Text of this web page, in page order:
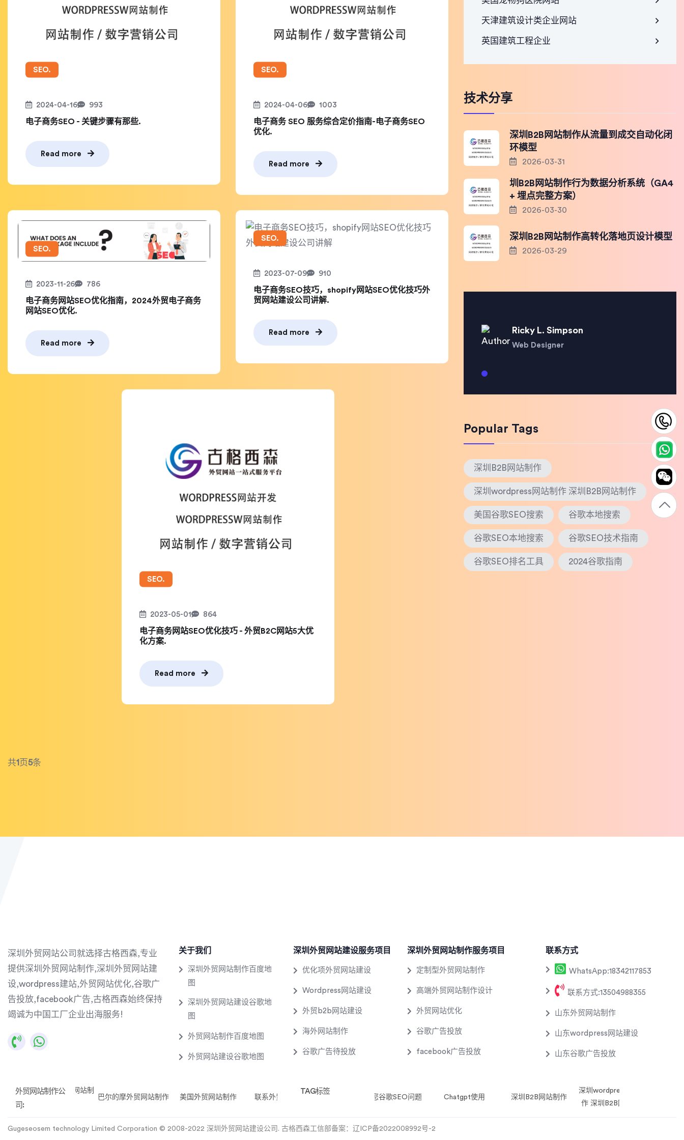
SEO.
2024-04-16 993
电子商务SEO - 关键步骤有那些.
Read more
SEO.
2024-04-06 1003
电子商务 SEO 服务综合定价指南-电子商务SEO
优化.
Read more
SEO.
2023-11-26 786
电子商务网站SEO优化指南，2024外贸电子商务
网站SEO优化.
Read more
SEO.
2023-07-09 910
电子商务SEO技巧，shopify网站SEO优化技巧外
贸网站建设公司讲解.
Read more
SEO.
2023-05-01 864
电子商务网站SEO优化技巧 - 外贸B2C网站5大优
化方案.
Read more
共1 页5条
天津建筑设计类企业网站
英国建筑工程企业
技术分享
深圳B2B网站制作从流量到成交自动化闭
环模型
2026-03-31
圳B2B网站制作行为数据分析系统（GA4
+ 埋点完整方案）
2026-03-30
深圳B2B网站制作高转化落地页设计模型
2026-03-29
Ricky L. Simpson
Web Designer
Popular Tags
深圳B2B网站制作
深圳wordpress网站制作 深圳B2B网站制作
美国谷歌SEO搜索 谷歌本地搜索
谷歌SEO本地搜索 谷歌SEO技术指南
谷歌SEO排名工具 2024谷歌指南
深圳外贸网站公司就选择古格西森,专业
提供深圳外贸网站制作,深圳外贸网站建
设,wordpress建站,外贸网站优化,谷歌广
告投放,facebook广告,古格西森始终保持
竭诚为中国工厂企业出海服务!
关于我们
深圳外贸网站制作百度地
图
深圳外贸网站建设谷歌地
图
外贸网站制作百度地图
外贸网站建设谷歌地图
深圳外贸网站建设服务项目
优化项外贸网站建设
Wordpress网站建设
外贸b2b网站建设
海外网站制作
谷歌广告待投放
深圳外贸网站制作服务项目
定制型外贸网站制作
高端外贸网站制作设计
外贸网站优化
谷歌广告投放
facebook广告投放
联系方式
WhatsApp:18342117853
联系方式:13504988355
山东外贸网站制作
山东wordpress网站建设
山东谷歌广告投放
外贸网站制作公
司:
制作
拉斯维加斯外贸网站制
巴尔的摩外贸网站制作 美国外贸网站制作 联系外贸网站制作 安徽外贸网站制作 北京外贸网站制作 重庆外贸网站制作 福建外贸网站制作
TAG标签
2024Google Ads 预算 Google Ads 预算 谷歌收录 解决您谷歌SEO问题 Chatgpt使用 深圳B2B网站制作
深圳wordpress网站制
作 深圳B2B网站制作
Gugeseosem technology Limited Corporation © 2008-2022 深圳外贸网站建设公司. 古格西森工信部备案： 辽ICP备2022008992号-2